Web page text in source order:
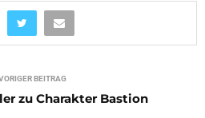
BEITRAG
zu Charakter Bastion